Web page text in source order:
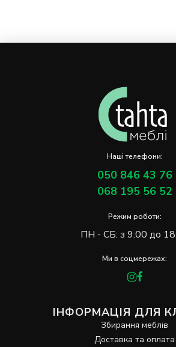
Наші телефони:
050 846 43 76
068 195 56 52
Режим роботи:
ПН - СБ: з 9:00 до
Ми в соцмережах:
ІНФОРМАЦІЯ ДЛЯ
Збирання меблів
Доставка та оплата